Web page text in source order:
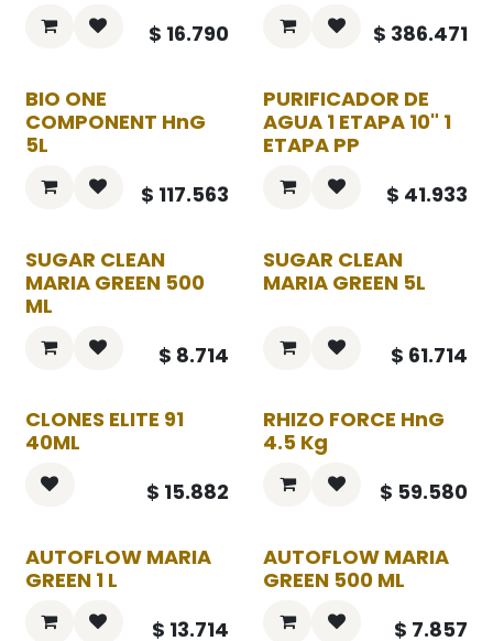
$ 16.790
$ 386.471
BIO ONE
COMPONENT HnG
5L
$ 117.563
PURIFICADOR DE
AGUA 1 ETAPA 10" 1
ETAPA PP
$ 41.933
SUGAR CLEAN
MARIA GREEN 500
ML
$ 8.714
SUGAR CLEAN
MARIA GREEN 5L
$ 61.714
CLONES ELITE 91
40ML
$ 15.882
RHIZO FORCE HnG
4.5 Kg
$ 59.580
AUTOFLOW MARIA
GREEN 1 L
$ 13.714
AUTOFLOW MARIA
GREEN 500 ML
$ 7.857